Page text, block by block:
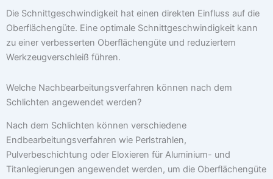
Die Schnittgeschwindigkeit hat einen direkten Einfluss auf die
Oberflächengüte. Eine optimale Schnittgeschwindigkeit kann
zu einer verbesserten Oberflächengüte und reduziertem
Werkzeugverschleiß führen.
Welche Nachbearbeitungsverfahren können nach dem
Schlichten angewendet werden?
Nach dem Schlichten können verschiedene
Endbearbeitungsverfahren wie Perlstrahlen,
Pulverbeschichtung oder Eloxieren für Aluminium- und
Titanlegierungen angewendet werden, um die Oberflächengüte